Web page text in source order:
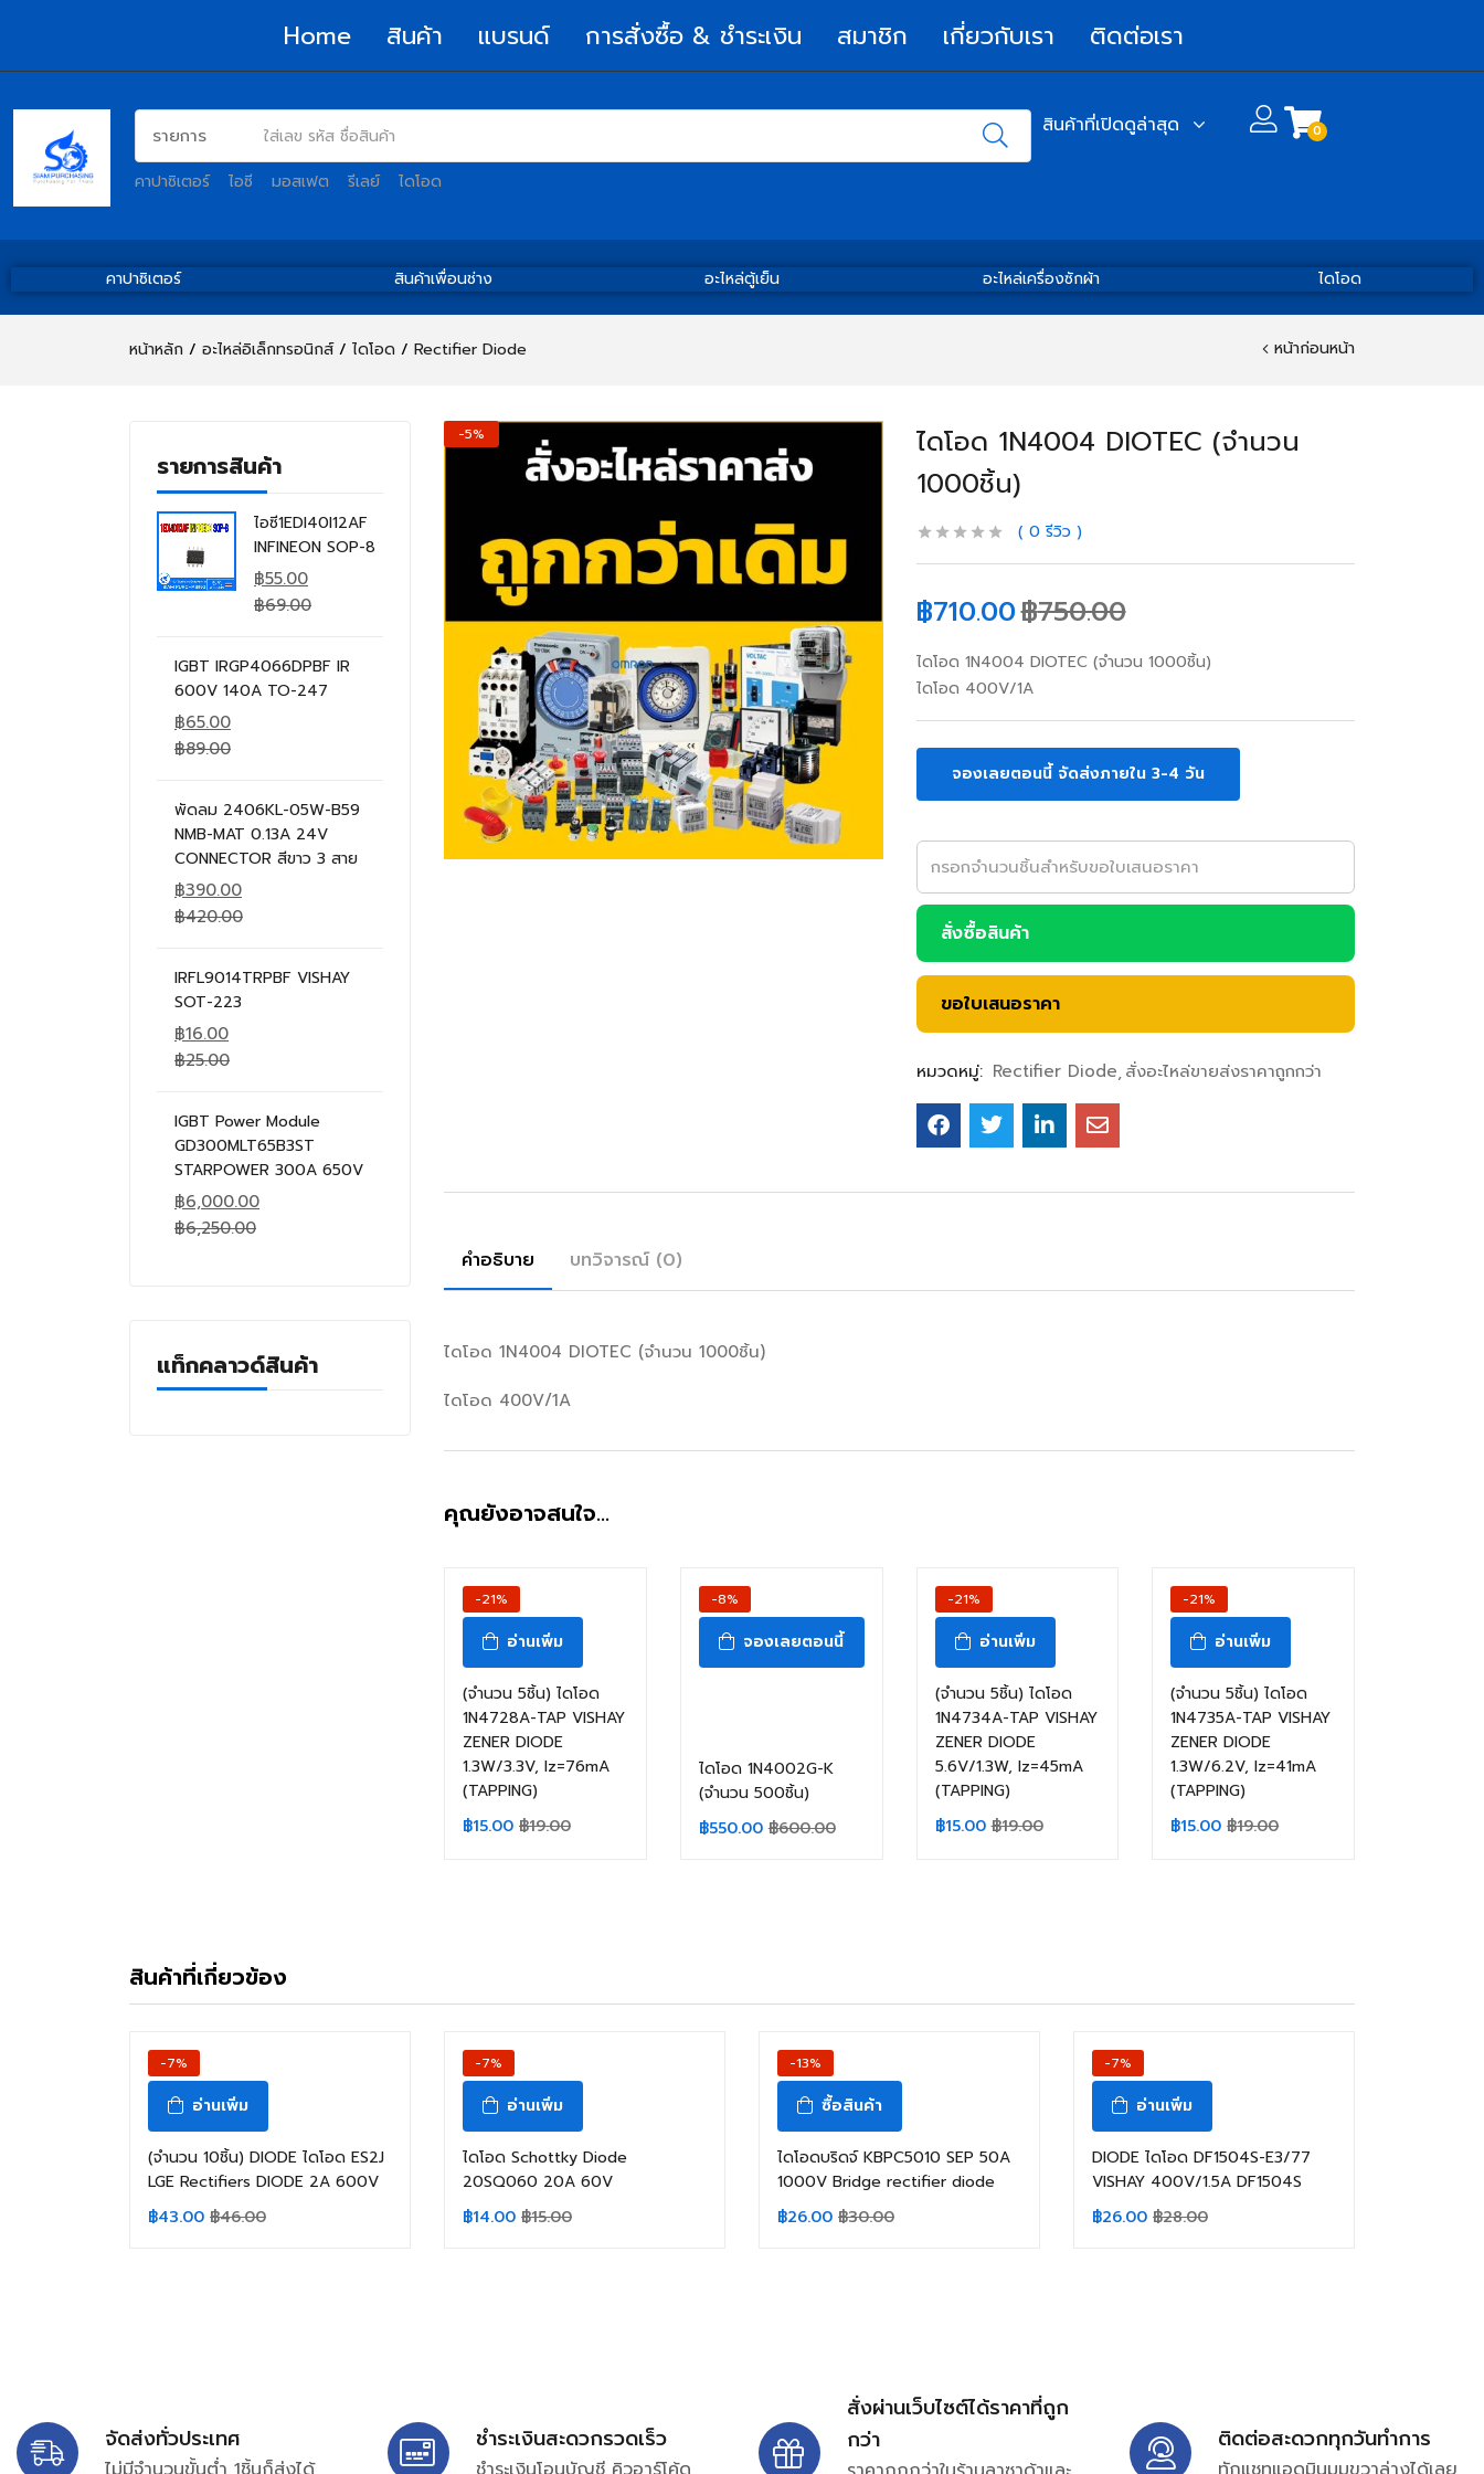
Home สินค้า แบรนด์ การสั่งซื้อ & ชำระเงิน สมาชิก เกี่ยวกับเรา ติดต่อเรา
คาปาซิเตอร์ ไอซี มอสเฟต รีเลย์ ไดโอด
สินค้าที่เปิดดูล่าสุด 0
คาปาซิเตอร์ สินค้าเพื่อนช่าง อะไหล่ตู้เย็น อะไหล่เครื่องซักผ้า ไดโอด
หน้าหลัก อะไหล่อิเล็กทรอนิกส์ ไดโอด Rectifier Diode หน้าก่อนหน้า
รายการสินค้า
ไอซี1EDI40I12AF
INFINEON SOP-8
฿55.00
฿69.00
IGBT IRGP4066DPBF IR
600V 140A TO-247
฿65.00
฿89.00
พัดลม 2406KL-05W-B59
NMB-MAT 0.13A 24V
CONNECTOR สีขาว 3 สาย
฿390.00
฿420.00
IRFL9014TRPBF VISHAY
SOT-223
฿16.00
฿25.00
IGBT Power Module
GD300MLT65B3ST
STARPOWER 300A 650V
฿6,000.00
฿6,250.00
แท็กคลาวด์สินค้า
-5%
ไดโอด 1N4004 DIOTEC (จำนวน
1000ชิ้น)
0 รีวิว
฿710.00฿750.00
ไดโอด 1N4004 DIOTEC (จำนวน 1000ชิ้น)
ไดโอด 400V/1A
จองเลยตอนนี้ จัดส่งภายใน 3-4 วัน
สั่งซื้อสินค้า
ขอใบเสนอราคา
หมวดหมู่: Rectifier Diode สั่งอะไหล่ขายส่งราคาถูกกว่า
คำอธิบาย บทวิจารณ์ (0)
ไดโอด 1N4004 DIOTEC (จำนวน 1000ชิ้น)
ไดโอด 400V/1A
คุณยังอาจสนใจ…
-21%
อ่านเพิ่ม
(จำนวน 5ชิ้น) ไดโอด
1N4728A-TAP VISHAY
ZENER DIODE
1.3W/3.3V, Iz=76mA
(TAPPING)
฿15.00 ฿19.00
-8%
จองเลยตอนนี้
ไดโอด 1N4002G-K
(จำนวน 500ชิ้น)
฿550.00 ฿600.00
-21%
อ่านเพิ่ม
(จำนวน 5ชิ้น) ไดโอด
1N4734A-TAP VISHAY
ZENER DIODE
5.6V/1.3W, Iz=45mA
(TAPPING)
฿15.00 ฿19.00
-21%
อ่านเพิ่ม
(จำนวน 5ชิ้น) ไดโอด
1N4735A-TAP VISHAY
ZENER DIODE
1.3W/6.2V, Iz=41mA
(TAPPING)
฿15.00 ฿19.00
สินค้าที่เกี่ยวข้อง
-7%
อ่านเพิ่ม
(จำนวน 10ชิ้น) DIODE ไดโอด ES2J
LGE Rectifiers DIODE 2A 600V
฿43.00 ฿46.00
-7%
อ่านเพิ่ม
ไดโอด Schottky Diode
20SQ060 20A 60V
฿14.00 ฿15.00
-13%
ซื้อสินค้า
ไดโอดบริดจ์ KBPC5010 SEP 50A
1000V Bridge rectifier diode
฿26.00 ฿30.00
-7%
อ่านเพิ่ม
DIODE ไดโอด DF1504S-E3/77
VISHAY 400V/1.5A DF1504S
฿26.00 ฿28.00
จัดส่งทั่วประเทศ ชำระเงินสะดวกรวดเร็ว
สั่งผ่านเว็บไซต์ได้ราคาที่ถูก
กว่า
ติดต่อสะดวกทุกวันทำการ